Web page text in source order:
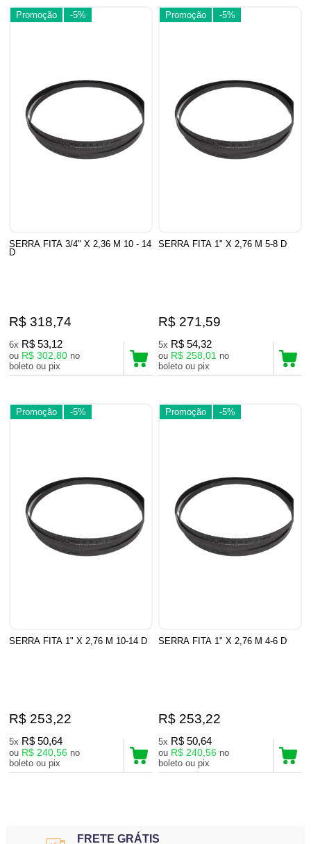
Promoção -5%
SERRA FITA 3/4" X 2,36 M 10 - 14
D
R$ 318,74
6x R$ 53,12
ou R$ 302,80 no
boleto ou pix
Promoção -5%
SERRA FITA 1" X 2,76 M 5-8 D
R$ 271,59
5x R$ 54,32
ou R$ 258,01 no
boleto ou pix
Promoção -5%
SERRA FITA 1" X 2,76 M 10-14 D
R$ 253,22
5x R$ 50,64
ou R$ 240,56 no
boleto ou pix
Promoção -5%
SERRA FITA 1" X 2,76 M 4-6 D
R$ 253,22
5x R$ 50,64
ou R$ 240,56 no
boleto ou pix
FRETE GRÁTIS